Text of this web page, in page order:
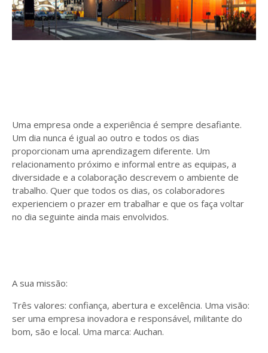
Uma empresa onde a experiência é sempre desafiante.
Um dia nunca é igual ao outro e todos os dias
proporcionam uma aprendizagem diferente. Um
relacionamento próximo e informal entre as equipas, a
diversidade e a colaboração descrevem o ambiente de
trabalho. Quer que todos os dias, os colaboradores
experienciem o prazer em trabalhar e que os faça voltar
no dia seguinte ainda mais envolvidos.
A sua missão:
Três valores: confiança, abertura e excelência. Uma visão:
ser uma empresa inovadora e responsável, militante do
bom, são e local. Uma marca: Auchan.